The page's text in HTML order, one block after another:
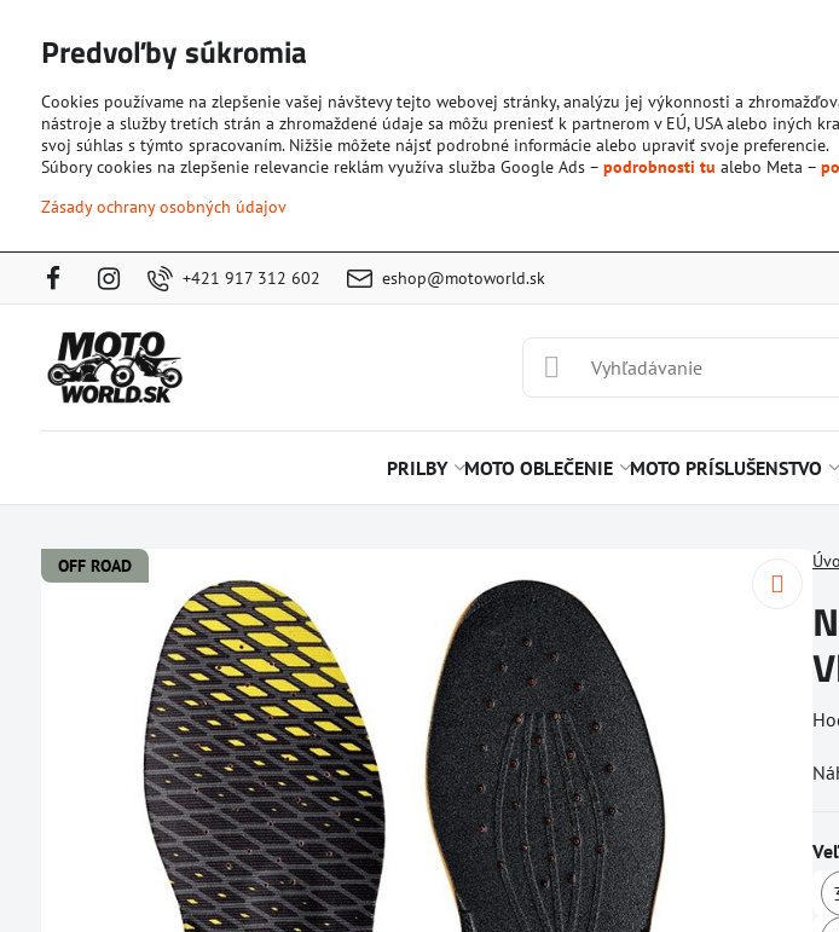
+421 917 312 602 eshop@motoworld.sk
PRILBY MOTO OBLEČENIE MOTO PRÍSLUŠENSTVO
OFF ROAD
Predvoľby súkromia
Cookies používame na zlepšenie vašej návštevy tejto webovej stránky, analýzu jej výkonnosti a
nástroje a služby tretích strán a zhromaždené údaje sa môžu preniesť k partnerom v EÚ, USA alebo iných
svoj súhlas s týmto spracovaním. Nižšie môžete nájsť podrobné informácie alebo upraviť svoje preferencie.
Súbory cookies na zlepšenie relevancie reklám využíva služba Google Ads – podrobnosti tu alebo Meta –
Zásady ochrany osobných údajov